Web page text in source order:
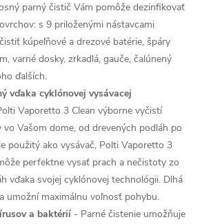
parný čistič Vám pomôže dezinfikovať
s 9 priloženými nástavcami
kúpeľňové a drezové batérie, špáry
varné dosky, zrkadlá, gauče, čalúnený
ďalších.
vďaka cyklónovej vysávacej
Vaporetto 3 Clean výborne vyčistí
vo Vašom dome, od drevených podláh po
použitý ako vysávač, Polti Vaporetto 3
perfektne vysať prach a nečistoty zo
vďaka svojej cyklónovej technológii. Dlhá
umožní maximálnu voľnosť pohybu.
a baktérií - Parné čistenie umožňuje